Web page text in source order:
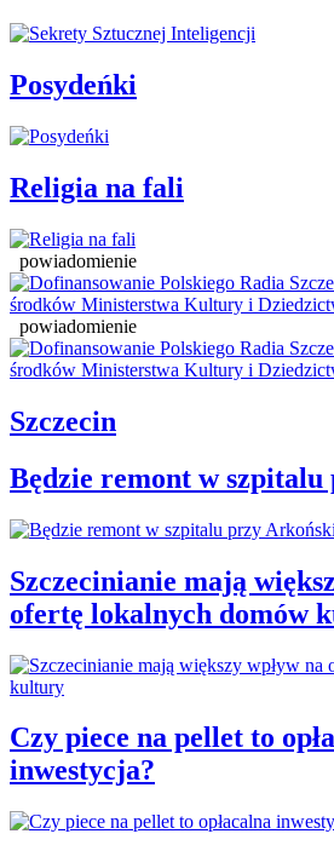
Posydeńki
Religia na fali
powiadomienie
powiadomienie
Szczecin
Będzie remont w
Szczecinianie mają
ofertę lokalnych domów
Czy piece na pellet to
inwestycja?